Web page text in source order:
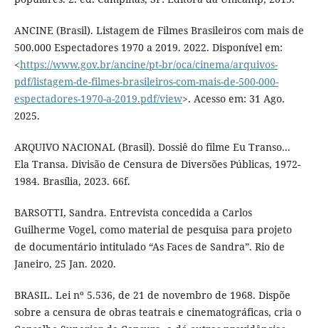
ANCINE (Brasil). Listagem de Filmes Brasileiros com mais de
500.000 Espectadores 1970 a 2019. 2022. Disponível em:
<https://www.gov.br/ancine/pt-br/oca/cinema/arquivos-
pdf/listagem-de-filmes-brasileiros-com-mais-de-500-000-
espectadores-1970-a-2019.pdf/view>. Acesso em: 31 Ago.
2025.
ARQUIVO NACIONAL (Brasil). Dossiê do filme Eu Transo...
Ela Transa. Divisão de Censura de Diversões Públicas, 1972-
1984. Brasília, 2023. 66f.
BARSOTTI, Sandra. Entrevista concedida a Carlos
Guilherme Vogel, como material de pesquisa para projeto
de documentário intitulado “As Faces de Sandra”. Rio de
Janeiro, 25 Jan. 2020.
BRASIL. Lei nº 5.536, de 21 de novembro de 1968. Dispõe
sobre a censura de obras teatrais e cinematográficas, cria o